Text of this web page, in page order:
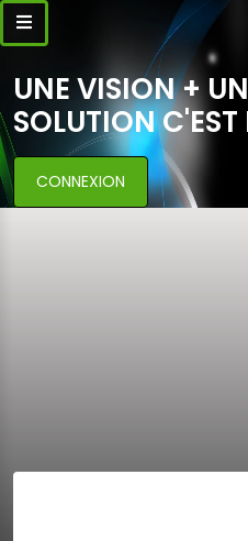
UNE VISION +
SOLUTION
CONNEXION